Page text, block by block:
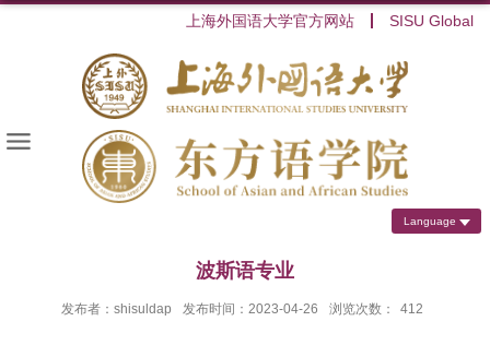
上海外国语大学官方网站 SISU Global
Language
波斯语专业
发布者：shisuldap 发布时间：2023-04-26 浏览次数： 412